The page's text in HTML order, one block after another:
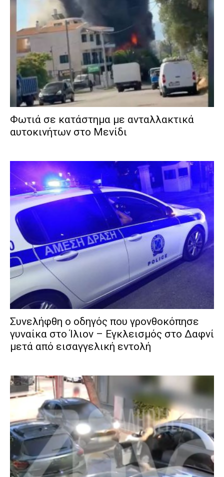
Φωτιά σε κατάστημα με ανταλλακτικά
αυτοκινήτων στο Μενίδι
Συνελήφθη ο οδηγός που γρονθοκόπησε
γυναίκα στο Ίλιον – Εγκλεισμός στο Δαφνί
μετά από εισαγγελική εντολή